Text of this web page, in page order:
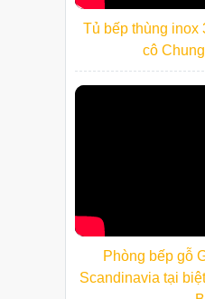
Tủ bếp thùng inox
cô
Phòng bếp gỗ
Scandinavia tại